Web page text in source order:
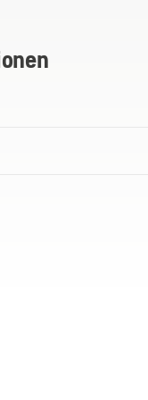
Rasenflächen
2500 m2.